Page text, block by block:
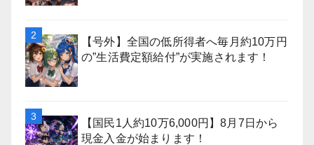
【号外】全国の低所得者へ毎月約10万円
の”生活費定額給付”が実施されます！
【国民1人約10万6,000円】8月7日から
現金入金が始まります！